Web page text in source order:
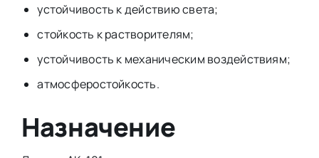
устойчивость к действию света;
стойкость к растворителям;
устойчивость к механическим воздействиям;
атмосферостойкость.
Назначение